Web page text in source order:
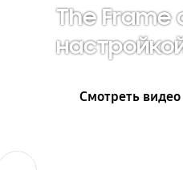
The Frame
Смотреть видео